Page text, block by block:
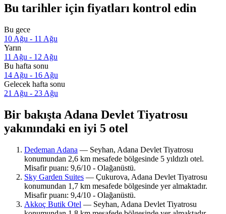
Bu tarihler için fiyatları kontrol edin
Bu gece
10 Ağu - 11 Ağu
Yarın
11 Ağu - 12 Ağu
Bu hafta sonu
14 Ağu - 16 Ağu
Gelecek hafta sonu
21 Ağu - 23 Ağu
Bir bakışta Adana Devlet Tiyatrosu
yakınındaki en iyi 5 otel
Dedeman Adana — Seyhan, Adana Devlet Tiyatrosu
konumundan 2,6 km mesafede bölgesinde 5 yıldızlı otel.
Misafir puanı: 9,6/10 - Olağanüstü.
Sky Garden Suites — Çukurova, Adana Devlet Tiyatrosu
konumundan 1,7 km mesafede bölgesinde yer almaktadır.
Misafir puanı: 9,4/10 - Olağanüstü.
Akkoç Butik Otel — Seyhan, Adana Devlet Tiyatrosu